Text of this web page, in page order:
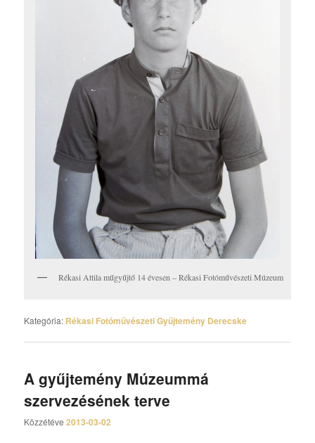
Rékasi Attila műgyűjtő 14 évesen – Rékasi Fotóművészeti Múzeum
Kategória: Rékasi Fotóművészeti Gyűjtemény Derecske
A gyűjtemény Múzeummá
szervezésének terve
Közzétéve2013-03-02